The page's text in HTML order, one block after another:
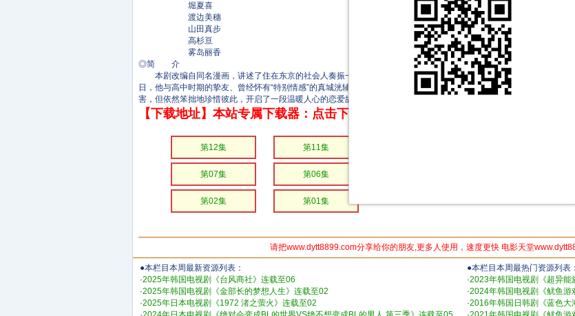
堀夏喜
渡边美穗
山田真步
高杉亘
雾岛丽香
◎简 介
本剧改编自同名漫画，讲述了住在东京的社会人奏振一郎（池田匡志 饰），因学生时代的苦涩回忆而封闭心扉，隐
日，他与高中时期的挚友、曾经怀有“特别情感”的真城洸辅（堀夏喜 饰）重逢。六年后的再会成为契机，两人开始面
害，但依然笨拙地珍惜彼此，开启了一段温暖人心的恋爱故事。
【下载地址】本站专属下载器：点击下方链接 即可享受高速下载和在线播放 专
第12集 第11集
第07集 第06集
第02集 第01集
请把www.dytt8899.com分享给你的朋友,更多人使用，速度更快 电影天堂
●本栏目本周最新资源列表：
·2025年韩国电视剧《台风商社》连载至06
·2025年韩国电视剧《金部长的梦想人生》连载至02
·2025年日本电视剧《1972 渚之萤火》连载至02
●本栏目本周最热门资源列表：
·2023年韩国电视剧《超异能
·2024年韩国电视剧《鱿鱼游
·2016年韩国日韩剧《蓝色大